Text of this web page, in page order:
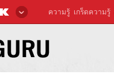
ความรู้ เกร็ดความรู้